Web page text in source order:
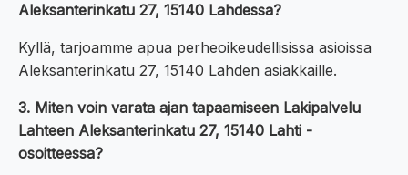
Aleksanterinkatu 27, 15140 Lahdessa?
Kyllä, tarjoamme apua perheoikeudellisissa asioissa
Aleksanterinkatu 27, 15140 Lahden asiakkaille.
3. Miten voin varata ajan tapaamiseen Lakipalvelu
Lahteen Aleksanterinkatu 27, 15140 Lahti -
osoitteessa?